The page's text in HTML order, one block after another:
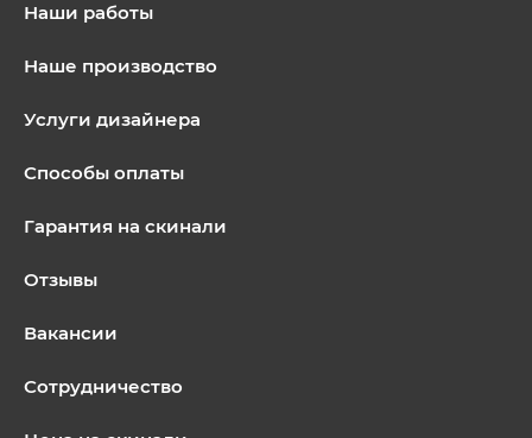
Наши работы
Наше производство
Услуги дизайнера
Способы оплаты
Гарантия на скинали
Отзывы
Вакансии
Сотрудничество